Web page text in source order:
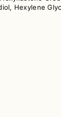
Hexylene